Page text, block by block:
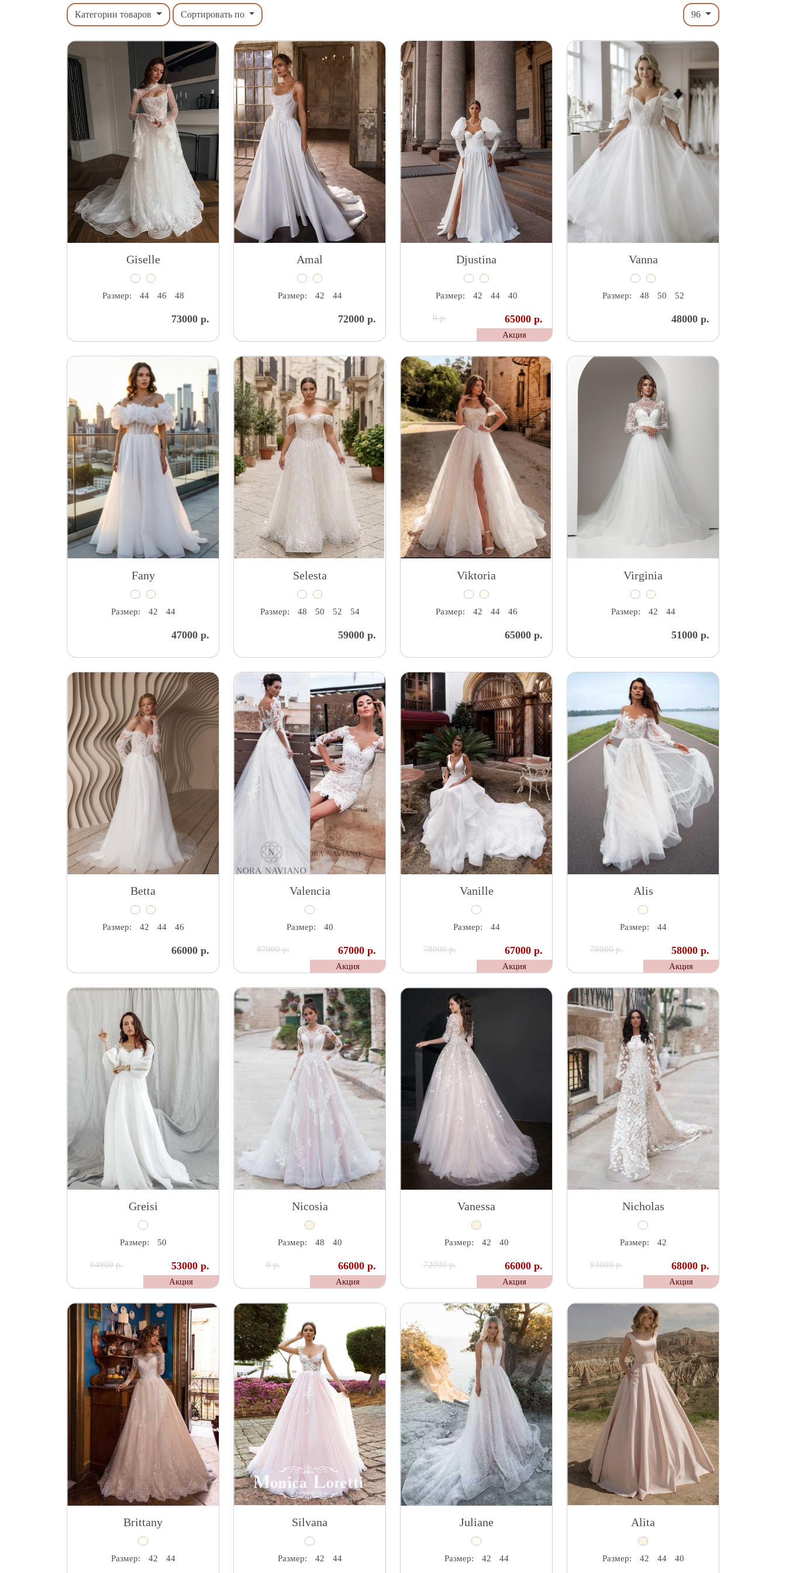
Категории товаров Сортировать по 96
Giselle
Размер: 44 46 48
73000 р.
Amal
Размер: 42 44
72000 р.
Djustina
Размер: 42 44 40
0 р. 65000 р.
Акция
Vanna
Размер: 48 50 52
48000 р.
Fany
Размер: 42 44
47000 р.
Selesta
Размер: 48 50 52 54
59000 р.
Viktoria
Размер: 42 44 46
65000 р.
Virginia
Размер: 42 44
51000 р.
Betta
Размер: 42 44 46
66000 р.
Valencia
Размер: 40
87000 р. 67000 р.
Акция
Vanille
Размер: 44
78000 р. 67000 р.
Акция
Alis
Размер: 44
78000 р. 58000 р.
Акция
Greisi
Размер: 50
64900 р. 53000 р.
Акция
Nicosia
Размер: 48 40
0 р. 66000 р.
Акция
Vanessa
Размер: 42 40
72000 р. 66000 р.
Акция
Nicholas
Размер: 42
83000 р. 68000 р.
Акция
Brittany
Размер: 42 44
Silvana
Размер: 42 44
Juliane
Размер: 42 44
Alita
Размер: 42 44 40